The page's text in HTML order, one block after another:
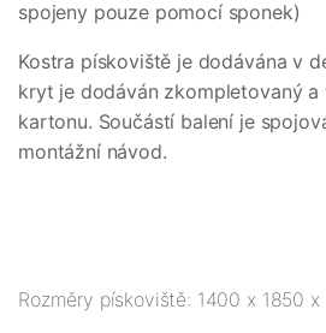
spojeny pouze pomocí sponek)
Kostra pískoviště je dodávána v
kryt je dodáván zkompletovaný a
kartonu. Součástí balení je
montážní návod.
Rozměry pískoviště: 1400 x 1850